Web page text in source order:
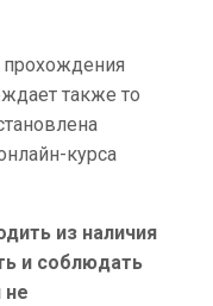
также то
курса
из наличия
и соблюдать
не